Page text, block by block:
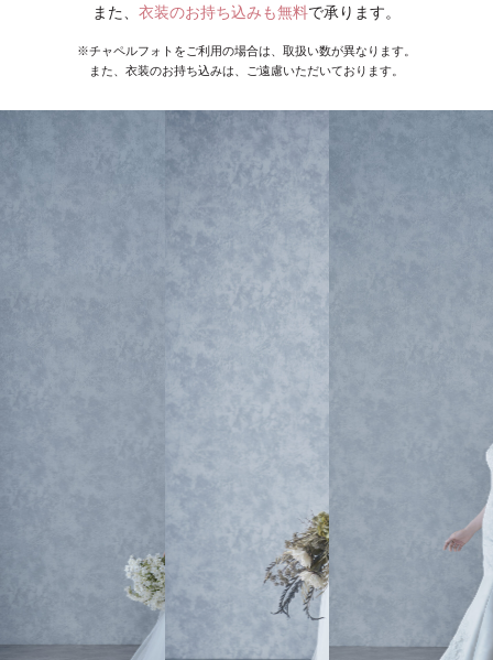
また、 衣装のお持ち込みも無料で承ります。
※チャペルフォトをご利用の場合は、取扱い数が異なります。
また、衣装のお持ち込みは、ご遠慮いただいております。